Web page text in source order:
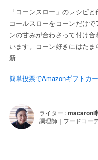
「コーンスロー」のレシピ
コールスローをコーンだけ
ンの甘みが合わさって付け
います。コーン好きにはた
新
簡単投票でAmazonギフトカ
ライター :macaroni
調理師｜フードコー